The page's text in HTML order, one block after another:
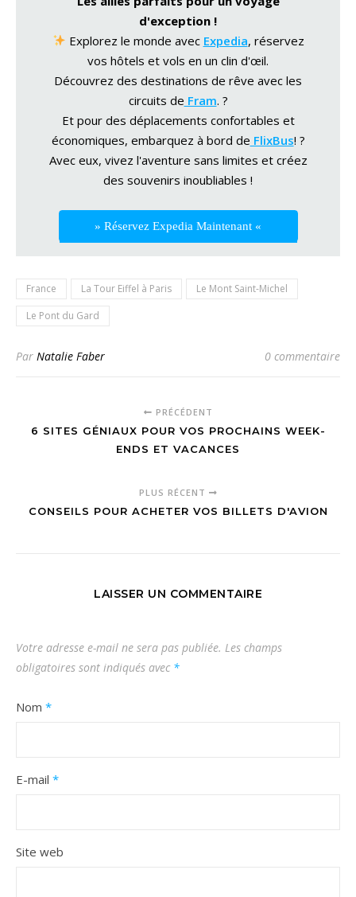
d'exception !
Explorez le monde avec Expedia, réservez
vos hôtels et vols en un clin d'œil.
Découvrez des destinations de rêve avec les
circuits de Fram. ?
Et pour des déplacements confortables et
économiques, embarquez à bord de FlixBus! ?
Avec eux, vivez l'aventure sans limites et créez
des souvenirs inoubliables !
» Réservez Expedia Maintenant «
France La Tour Eiffel à Paris
Le Mont Saint-Michel
Le Pont du Gard
Par Natalie Faber 0 commentaire
PRÉCÉDENT
6 SITES GÉNIAUX POUR VOS PROCHAINS WEEK-
ENDS ET VACANCES
PLUS RÉCENT
CONSEILS POUR ACHETER VOS BILLETS D'AVION
LAISSER UN COMMENTAIRE
Votre adresse e-mail ne sera pas publiée. Les champs
obligatoires sont indiqués avec *
Nom *
E-mail *
Site web